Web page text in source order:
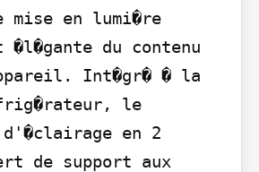
mise en lumi�re
�l�gante du contenu
Int�gr� � la
le
en 2
de support aux